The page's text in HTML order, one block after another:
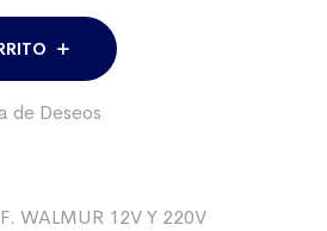
de Deseos
WALMUR 12V Y 220V